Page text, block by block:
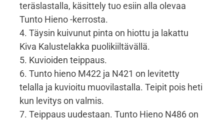
teräslastalla, käsittely tuo esiin alla olevaa
Tunto Hieno -kerrosta.
4. Täysin kuivunut pinta on hiottu ja lakattu
Kiva Kalustelakka puolikiiltävällä.
5. Kuvioiden teippaus.
6. Tunto hieno M422 ja N421 on levitetty
telalla ja kuvioitu muovilastalla. Teipit pois heti
kun levitys on valmis.
7. Teippaus uudestaan. Tunto Hieno N486 on